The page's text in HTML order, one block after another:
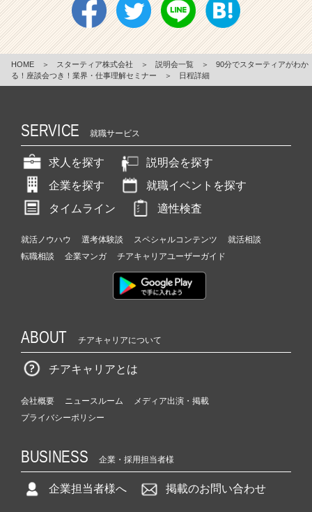
HOME ＞ スターティア株式会社 ＞ 説明会一覧 ＞
90分でスターティアがわか
る！座談会つき！業界・仕事理解セミナー
＞ 日程詳細
SERVICE 就職サービス
求人を探す
説明会を探す
企業を探す
就職イベントを探す
タイムライン
適性検査
就活ノウハウ 選考体験談 スペシャルコンテンツ
就活相談
転職相談
企業マンガ チアキャリアユーザーガイド
ABOUT チアキャリアについて
チアキャリアとは
会社概要 ニュースルーム
メディア出演・掲載
プライバシーポリシー
BUSINESS 企業・採用担当者様
企業担当者様へ 掲載のお問い合わせ